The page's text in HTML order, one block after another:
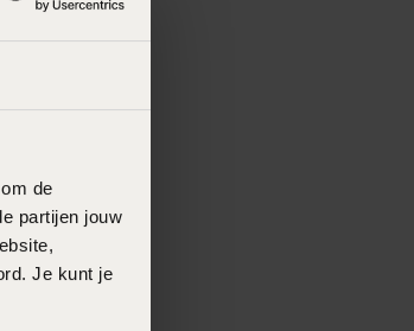
de
partijen jouw
Je kunt je